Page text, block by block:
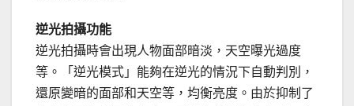
逆光拍攝功能
逆光拍攝時會出現人物面部暗淡，天空曝光過度
等。「逆光模式」能夠在逆光的情況下自動判別，
還原變暗的面部和天空等，均衡亮度。由於抑制了